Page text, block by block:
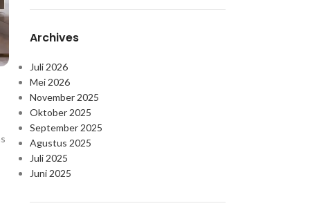
Archives
Juli 2026
Mei 2026
November 2025
Oktober 2025
September 2025
Agustus 2025
Juli 2025
Juni 2025